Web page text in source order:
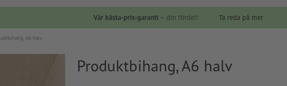
Vår bästa-pris-garanti – din fördel! Ta reda på mer
A6 halv
Produktbihang, A6 halv